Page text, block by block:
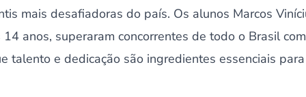
mais desafiadoras do país. Os alunos Marcos
anos, superaram concorrentes de todo o Brasil
talento e dedicação são ingredientes essenciais